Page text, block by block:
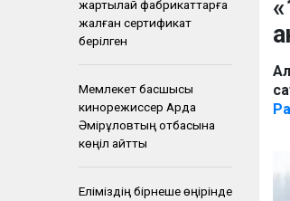
жартылай фабрикаттарға
жалған сертификат
берілген
Мемлекет басшысы
кинорежиссер Ардақ
Әмірқұловтың отбасына
көңіл айтты
Еліміздің бірнеше өңірінде